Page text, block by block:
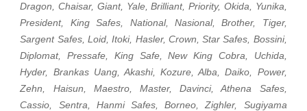
Dragon, Chaisar, Giant, Yale, Brilliant, Priority, Okida, Yunika,
President, King Safes, National, Nasional, Brother, Tiger,
Sargent Safes, Loid, Itoki, Hasler, Crown, Star Safes, Bossini,
Diplomat, Pressafe, King Safe, New King Cobra, Uchida,
Hyder, Brankas Uang, Akashi, Kozure, Alba, Daiko, Power,
Zehn, Haisun, Maestro, Master, Davinci, Athena Safes,
Cassio, Sentra, Hanmi Safes, Borneo, Zighler, Sugiyama